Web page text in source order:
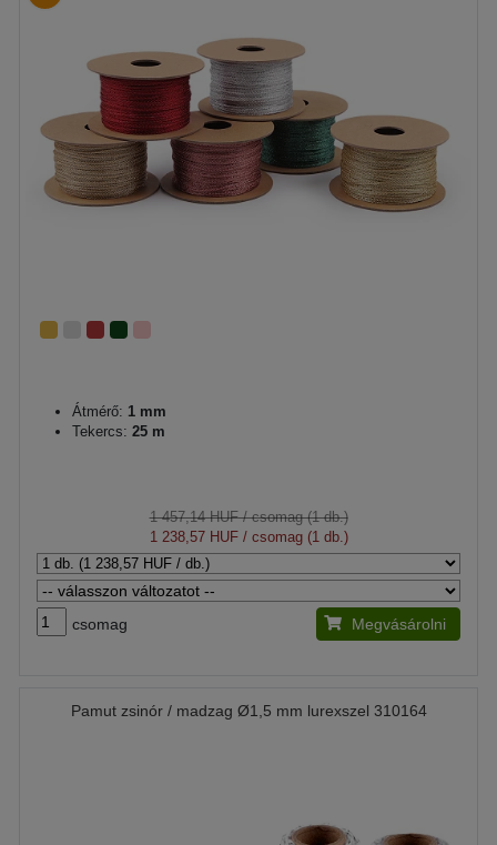
Átmérő: 1 mm
Tekercs: 25 m
1 457,14 HUF/ csomag (1 db.)
1 238,57 HUF/ csomag (1 db.)
csomag Megvásárolni
Pamut zsinór / madzag Ø1,5 mm lurexszel 310164